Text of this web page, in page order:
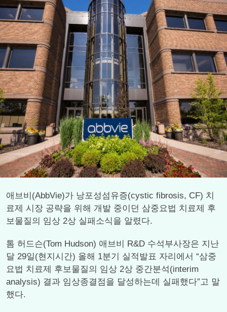
애브비(AbbVie)가 낭포성섬유증(cystic fibrosis, CF) 치
료제 시장 공략을 위해 개발 중이던 삼중요법 치료제 후
보물질의 임상 2상 실패소식을 알렸다.
톰 허드슨(Tom Hudson) 애브비 R&D 수석부사장은 지난
달 29일(현지시간) 올해 1분기 실적발표 자리에서 “삼중
요법 치료제 후보물질의 임상 2상 중간분석(interim
analysis) 결과 임상종결점을 달성하는데 실패했다”고 말
했다.